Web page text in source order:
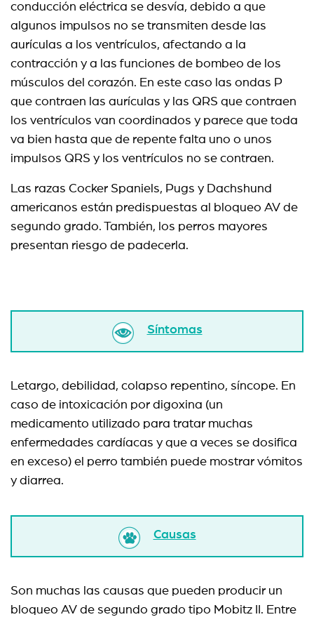
conducción eléctrica se desvía, debido a que
algunos impulsos no se transmiten desde las
aurículas a los ventrículos, afectando a la
contracción y a las funciones de bombeo de los
músculos del corazón. En este caso las ondas P
que contraen las aurículas y las QRS que contraen
los ventrículos van coordinados y parece que toda
va bien hasta que de repente falta uno o unos
impulsos QRS y los ventrículos no se contraen.
Las razas Cocker Spaniels, Pugs y Dachshund
americanos están predispuestas al bloqueo AV de
segundo grado. También, los perros mayores
presentan riesgo de padecerla.
Síntomas
Letargo, debilidad, colapso repentino, síncope. En
caso de intoxicación por digoxina (un
medicamento utilizado para tratar muchas
enfermedades cardíacas y que a veces se dosifica
en exceso) el perro también puede mostrar vómitos
y diarrea.
Causas
Son muchas las causas que pueden producir un
bloqueo AV de segundo grado tipo Mobitz II. Entre